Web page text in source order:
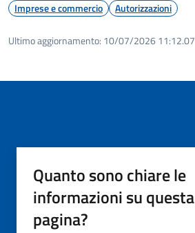
Imprese e commercio Autorizzazioni
Ultimo aggiornamento: 10/07/2026 11:12.07
Quanto sono chiare le
informazioni su questa
pagina?